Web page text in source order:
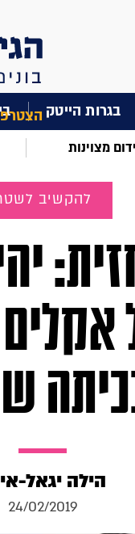
בגרות הייטק
מצוינות
להקשיב
הילה יגאל-
24/02/2019